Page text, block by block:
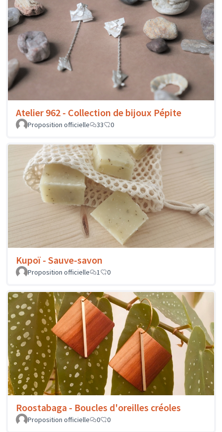
Atelier 962 - Collection de bijoux Pépite
Proposition officielle 33 0
Kupoï - Sauve-savon
Proposition officielle 1 0
Roostabaga - Boucles d'oreilles créoles
Proposition officielle 0 0